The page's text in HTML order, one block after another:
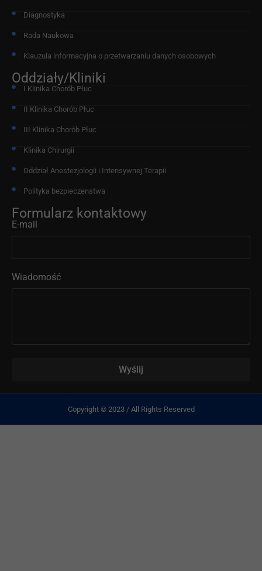
Diagnostyka
Rada Naukowa
Klauzula informacyjna o przetwarzaniu danych osobowych
Oddziały/Kliniki
I Klinika Chorób Płuc
II Klinika Chorób Płuc
III Klinika Chorób Płuc
Klinika Chirurgii
Oddział Anestezjologii i Intensywnej Terapii
Polityka bezpieczenstwa
Formularz kontaktowy
E-mail
Wiadomość
Wyślij
Copyright © 2023 / All Rights Reserved